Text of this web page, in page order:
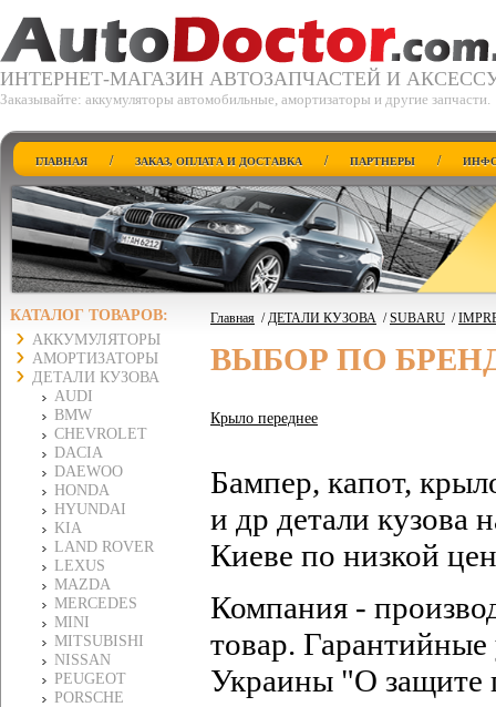
ИНТЕРНЕТ-МАГАЗИН АВТОЗАПЧАСТЕЙ И
Заказывайте: аккумуляторы автомобильные, амортизаторы и другие запчасти.
ГЛАВНАЯ / ЗАКАЗ, ОПЛАТА И ДОСТАВКА / ПАРТНЕРЫ /
КАТАЛОГ ТОВАРОВ:
АККУМУЛЯТОРЫ
АМОРТИЗАТОРЫ
ДЕТАЛИ КУЗОВА
AUDI
BMW
CHEVROLET
DACIA
DAEWOO
HONDA
HYUNDAI
KIA
LAND ROVER
LEXUS
MAZDA
MERCEDES
MINI
MITSUBISHI
NISSAN
PEUGEOT
PORSCHE
Главная /ДЕТАЛИ КУЗОВА /SUBARU /
ВЫБОР ПО
Крыло переднее
Бампер, капот,
и др детали кузова
Киеве по низкой
Компания -
товар. Гарантийные
Украины "О защите